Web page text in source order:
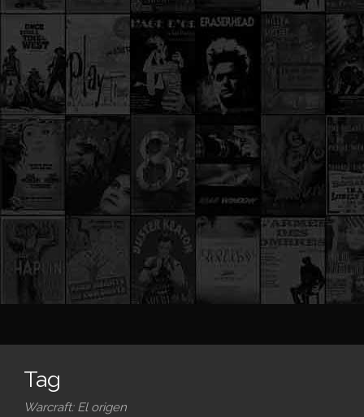
Tag
Warcraft: El origen